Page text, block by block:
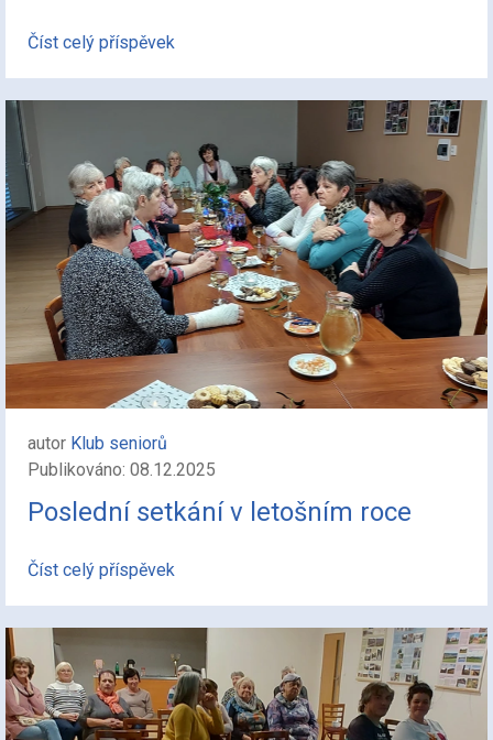
Číst celý příspěvek
autor Klub seniorů
Publikováno: 08.12.2025
Poslední setkání v letošním roce
Číst celý příspěvek